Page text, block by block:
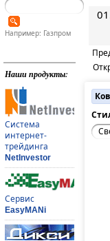
Например: Газпром
Наши продукты:
Система
интернет-
трейдинга
NetInvestor
Сервис
EasyMANi